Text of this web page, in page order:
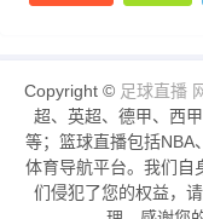
Copyright © 足球直播
超、英超、德甲、西
等；篮球直播包括NBA
体育导航平台。我们自
们侵犯了您的权益，